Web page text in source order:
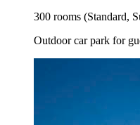
300 rooms (Standard,
Outdoor car park for